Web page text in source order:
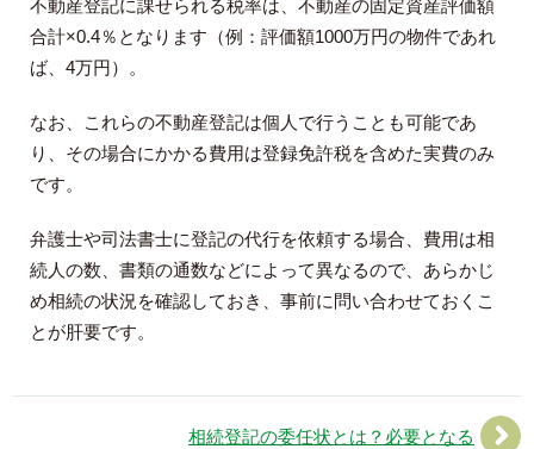
不動産登記に課せられる税率は、不動産の固定資産評価額
合計×0.4％となります（例：評価額1000万円の物件であれ
ば、4万円）。
なお、これらの不動産登記は個人で行うことも可能であ
り、その場合にかかる費用は登録免許税を含めた実費のみ
です。
弁護士や司法書士に登記の代行を依頼する場合、費用は相
続人の数、書類の通数などによって異なるので、あらかじ
め相続の状況を確認しておき、事前に問い合わせておくこ
とが肝要です。
相続登記の委任状とは？必要となる